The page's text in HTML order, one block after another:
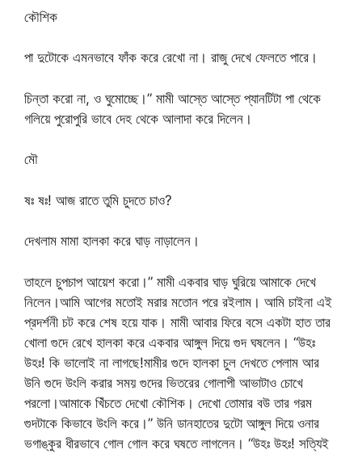
কৌশিক
পা দুটোকে এমনভাবে ফাঁক করে রেখো না। রাজু দেখে ফেলতে পারে।
চিন্তা করো না, ও ঘুমোচ্ছে।” মামী আস্তে আস্তে প্যানটিটা পা থেকে
গলিয়ে পুরোপুরি ভাবে দেহ থেকে আলাদা করে দিলেন।
মৌ
ষঃ ষঃ! আজ রাতে তুমি চুদতে চাও?
দেখলাম মামা হালকা করে ঘাড় নাড়ালেন।
তাহলে চুপচাপ আয়েশ করো।” মামী একবার ঘাড় ঘুরিয়ে আমাকে দেখে
নিলেন।আমি আগের মতোই মরার মতোন পরে রইলাম। আমি চাইনা এই
প্রদর্শনী চট করে শেষ হয়ে যাক। মামী আবার ফিরে বসে একটা হাত তার
খোলা গুদে রেখে হালকা করে একবার আঙ্গুল দিয়ে গুদ ঘষলেন। “উহঃ
উহঃ! কি ভালোই না লাগছে!মামীর গুদে হালকা চুল দেখতে পেলাম আর
উনি গুদে উংলি করার সময় গুদের ভিতরের গোলাপী আভাটাও চোখে
পরলো।আমাকে খিঁচতে দেখো কৌশিক। দেখো তোমার বউ তার গরম
গুদটাকে কিভাবে উংলি করে।” উনি ডানহাতের দুটো আঙ্গুল দিয়ে ওনার
ভগাঙ্কুর ধীরভাবে গোল গোল করে ঘষতে লাগলেন। “উহঃ উহঃ! সত্যিই